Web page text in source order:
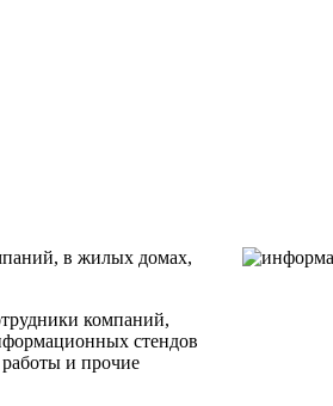
в жилых домах,
компаний,
стендов
и прочие